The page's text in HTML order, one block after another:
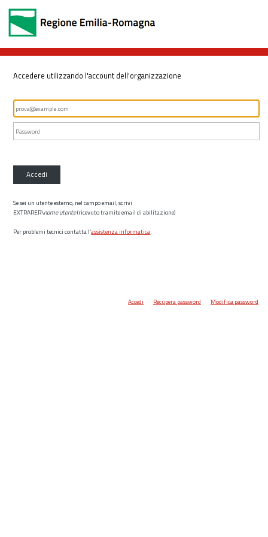
Accedere utilizzando l'account dell'organizzazione
Accedi
Se sei un utente esterno, nel campo email, scrivi
EXTRARER\nome utente(ricevuto tramite email di abilitazione)
Per problemi tecnici contatta l’assistenza informatica.
Accedi Recupera password Modifica password